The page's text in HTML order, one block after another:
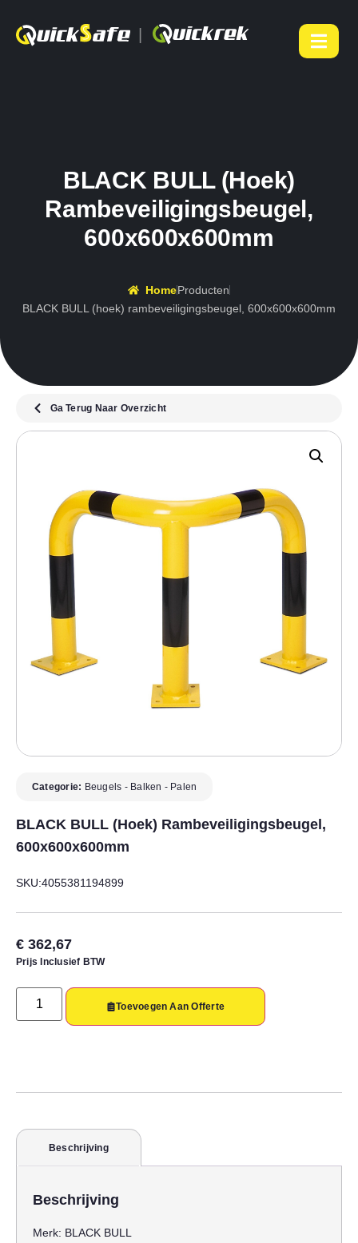
BLACK BULL (hoek)
Rambeveiligingsbeugel,
600x600x600mm
HomeProducten
BLACK BULL (hoek) rambeveiligingsbeugel, 600x600x600mm
Ga Terug Naar Overzicht
Categorie: Beugels - Balken - Palen
BLACK BULL (hoek) Rambeveiligingsbeugel,
600x600x600mm
SKU:4055381194899
€ 362,67
Prijs Inclusief BTW
Toevoegen Aan Offerte
Beschrijving
Beschrijving
Merk: BLACK BULL